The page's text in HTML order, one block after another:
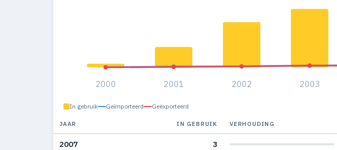
2000 2001 2002 2003
In gebruik Geïmporteerd Geëxporteerd
JAAR IN GEBRUIK VERHOUDING
2007 3